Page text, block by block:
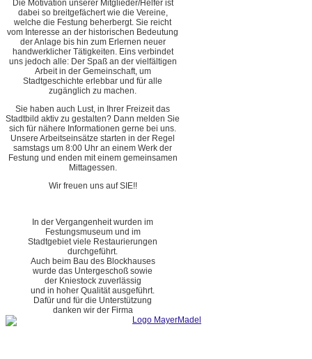
Die Motivation unserer Mitglieder/Helfer ist
dabei so breitgefächert wie die Vereine,
welche die Festung beherbergt. Sie reicht
vom Interesse an der historischen Bedeutung
der Anlage bis hin zum Erlernen neuer
handwerklicher Tätigkeiten. Eins verbindet
uns jedoch alle: Der Spaß an der vielfältigen
Arbeit in der Gemeinschaft, um
Stadtgeschichte erlebbar und für alle
zugänglich zu machen.
Sie haben auch Lust, in Ihrer Freizeit das
Stadtbild aktiv zu gestalten? Dann melden Sie
sich für nähere Informationen gerne bei uns.
Unsere Arbeitseinsätze starten in der Regel
samstags um 8:00 Uhr an einem Werk der
Festung und enden mit einem gemeinsamen
Mittagessen.
Wir freuen uns auf SIE!!
In der Vergangenheit wurden im
Festungsmuseum und im
Stadtgebiet viele Restaurierungen
durchgeführt.
Auch beim Bau des Blockhauses
wurde das Untergeschoß sowie
der Kniestock zuverlässig
und in hoher Qualität ausgeführt.
Dafür und für die Unterstützung
danken wir der Firma